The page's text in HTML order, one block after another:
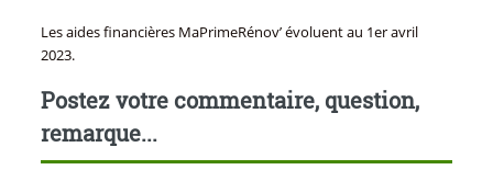
Les aides financières MaPrimeRénov’ évoluent au 1er avril
2023.
Postez votre commentaire, question,
remarque...